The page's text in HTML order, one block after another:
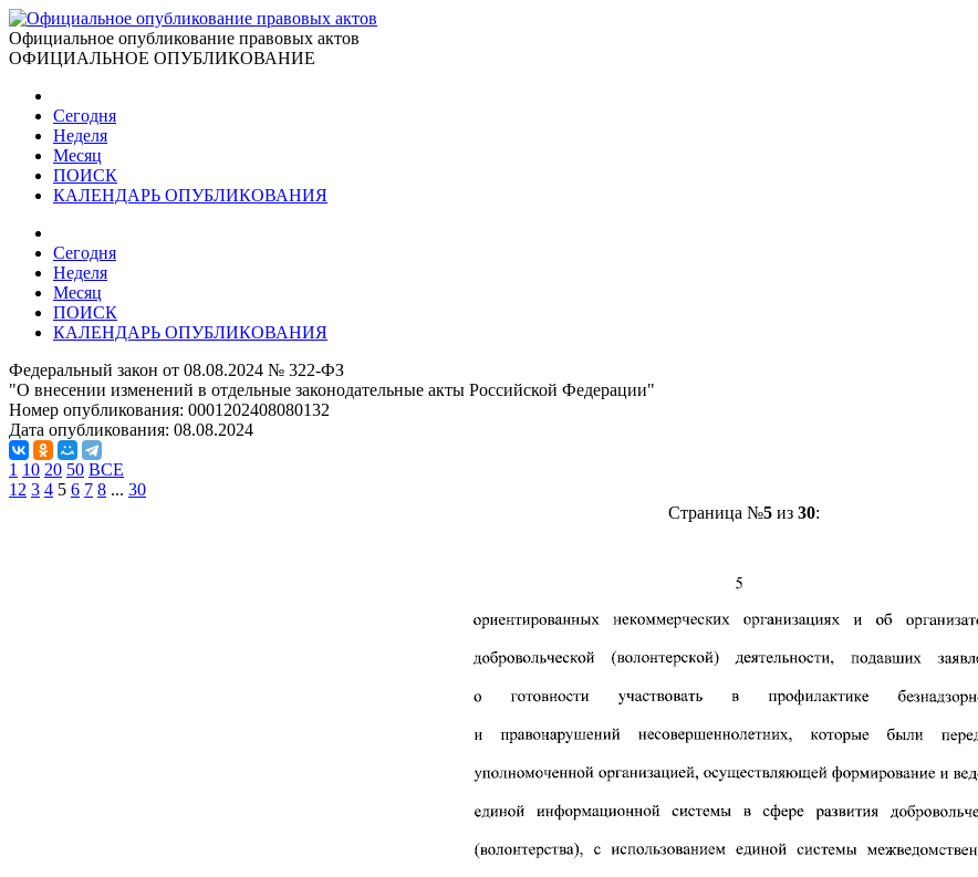
Официальное опубликование правовых актов
ОФИЦИАЛЬНОЕ ОПУБЛИКОВАНИЕ
Сегодня
Неделя
Месяц
ПОИСК
КАЛЕНДАРЬ ОПУБЛИКОВАНИЯ
Сегодня
Неделя
Месяц
ПОИСК
КАЛЕНДАРЬ ОПУБЛИКОВАНИЯ
Федеральный закон от 08.08.2024 № 322-ФЗ
"О внесении изменений в отдельные законодательные акты Российской Федерации"
Номер опубликования: 0001202408080132
Дата опубликования: 08.08.2024
1 10 20 50 ВСЕ
1 2 3 4 5 6 7 8 ... 30
Страница №5из 30: